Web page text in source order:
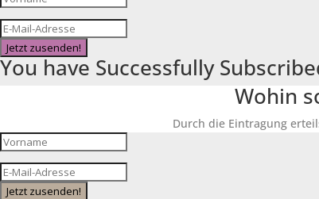
Jetzt zusenden!
You have Successfully
Wohin
Durch die Eintragung
Jetzt zusenden!